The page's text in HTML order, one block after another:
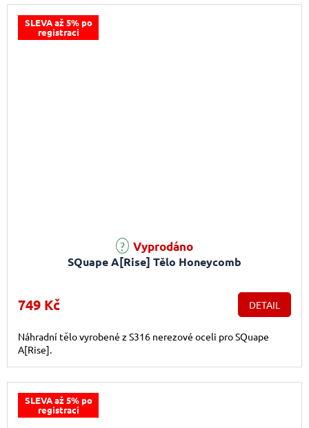
SLEVA až 5% po
registraci
SQuape A[Rise] Tělo Honeycomb
Vyprodáno
749 Kč DETAIL
Náhradní tělo vyrobené z S316 nerezové oceli pro SQuape
A[Rise].
SLEVA až 5% po
registraci